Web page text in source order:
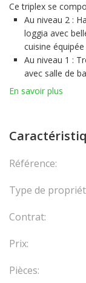
Ce triplex se
Au niveau 2 :
loggia avec
cuisine
Au niveau 1 :
avec salle de
de bain.
Au niveau 3 :
compléter ce bien.
En savoir plus
Référence:
Type de
Contrat:
Prix:
Pièces: